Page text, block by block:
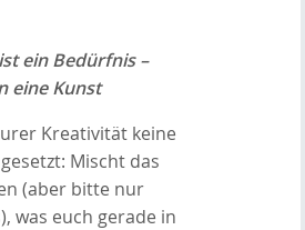
ein Bedürfnis –
eine Kunst
Kreativität keine
Mischt das
(aber bitte nur
was euch gerade in